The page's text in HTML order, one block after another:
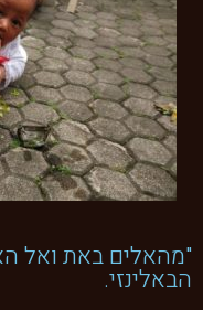
"מהאלים באת ואל
הבאלינזי.